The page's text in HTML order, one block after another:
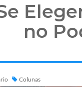
no
Colunas